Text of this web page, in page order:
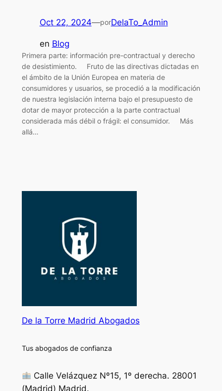
Oct 22, 2024—porDelaTo_Admin
en Blog
Primera parte: información pre-contractual y derecho
de desistimiento. Fruto de las directivas dictadas en
el ámbito de la Unión Europea en materia de
consumidores y usuarios, se procedió a la modificación
de nuestra legislación interna bajo el presupuesto de
dotar de mayor protección a la parte contractual
considerada más débil o frágil: el consumidor. Más
allá…
De la Torre Madrid Abogados
Tus abogados de confianza
Calle Velázquez Nº15, 1º derecha. 28001
(Madrid) Madrid.